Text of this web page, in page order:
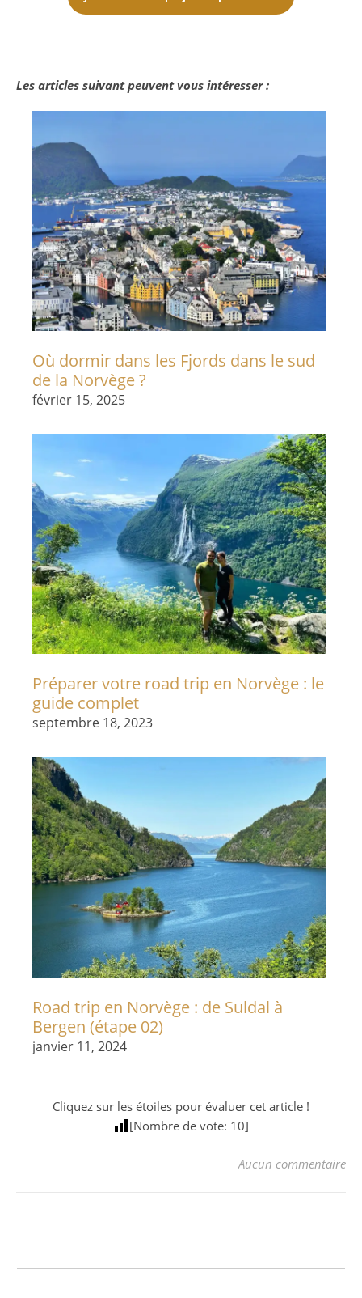
Les articles suivant peuvent vous intéresser :
Où dormir dans les Fjords dans le sud
de la Norvège ?
février 15, 2025
Préparer votre road trip en Norvège : le
guide complet
septembre 18, 2023
Road trip en Norvège : de Suldal à
Bergen (étape 02)
janvier 11, 2024
Cliquez sur les étoiles pour évaluer cet article !
[Nombre de vote: 10]
Aucun commentaire